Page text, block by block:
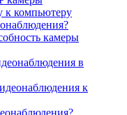
к компьютеру
камеры
в
к